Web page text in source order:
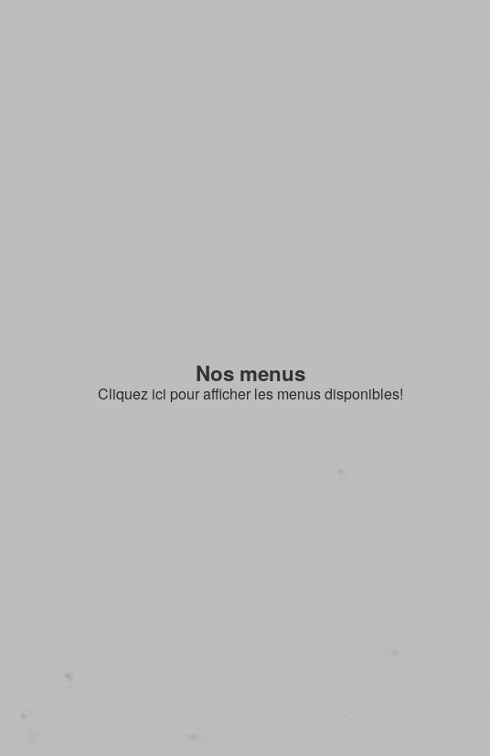
Nos menus
Cliquez ici pour afficher les menus disponibles!